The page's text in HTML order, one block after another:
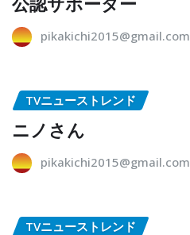
pikakichi2015@gmail.com
TVニューストレンド
ニノさん
pikakichi2015@gmail.com
TVニューストレンド